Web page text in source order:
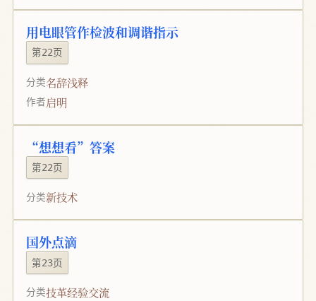
用电眼管作检波和调谐指示
第22页
分类名辞浅释
作者启明
“想想看”答案
第22页
分类新技术
国外点滴
第23页
分类技革经验交流